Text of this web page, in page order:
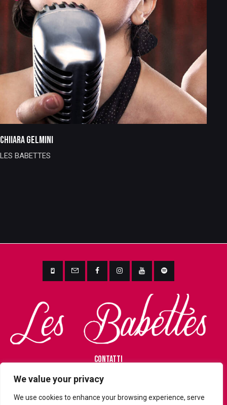
We value your privacy
We use cookies to enhance your browsing experience, serve
CHIIARA GELMINI
LES BABETTES
CONTATTI
lesbabettes@gmail.com